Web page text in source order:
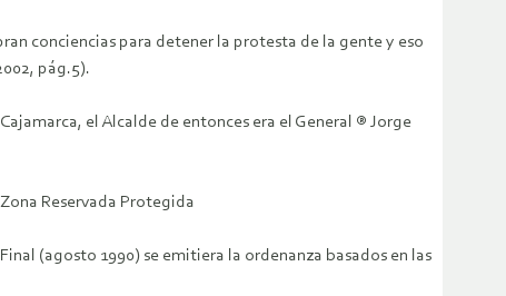
conciencias para detener la protesta de la gente y eso
pág.5).
el Alcalde de entonces era el General ® Jorge
Reservada Protegida
(agosto 1990) se emitiera la ordenanza basados en las